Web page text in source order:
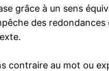
grâce à un sens
des
contraire au mot ou